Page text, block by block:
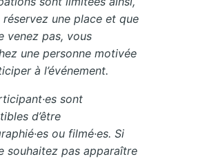
réservez une place et que
venez pas, vous
une personne motivée
à l’événement.
sont
d’être
ou filmé·es. Si
souhaitez pas apparaître